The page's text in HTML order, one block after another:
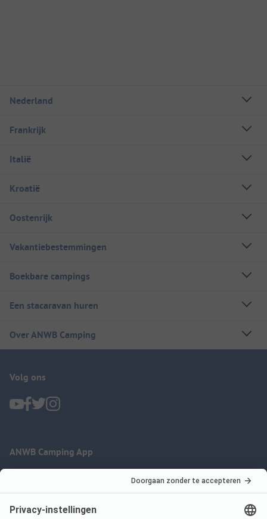
Nederland
Frankrijk
Italië
Kroatië
Oostenrijk
Vakantiebestemmingen
Boekbare campings
Een stacaravan huren
Over ANWB Camping
Volg ons
ANWB Camping App